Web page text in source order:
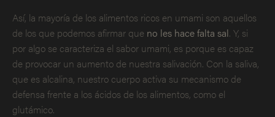
Así, la mayoría de los alimentos ricos en umami son aquellos
de los que podemos afirmar que no les hace falta sal. Y, si
por algo se caracteriza el sabor umami, es porque es capaz
de provocar un aumento de nuestra salivación. Con la saliva,
que es alcalina, nuestro cuerpo activa su mecanismo de
defensa frente a los ácidos de los alimentos, como el
glutámico.